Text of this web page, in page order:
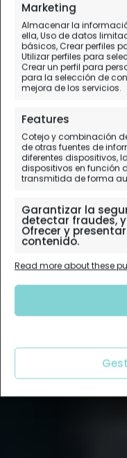
Marketing
Almacenar la
ella, Uso de datos
básicos, Crear perfiles
Utilizar perfiles para
Crear un perfil para
para la selección de
mejora de los servicios.
Features
Cotejo y combinación
de otras fuentes de
diferentes dispositivos,
dispositivos en función
transmitida de forma
Garantizar la
detectar fraudes,
Ofrecer y
contenido.
Read more about these